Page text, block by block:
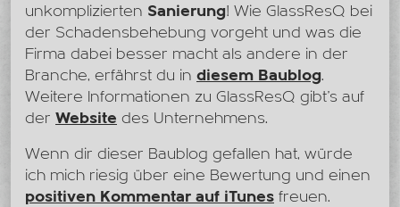
unkomplizierten Sanierung! Wie GlassResQ bei
der Schadensbehebung vorgeht und was die
Firma dabei besser macht als andere in der
Branche, erfährst du in diesem Baublog.
Weitere Informationen zu GlassResQ gibt’s auf
der Website des Unternehmens.
Wenn dir dieser Baublog gefallen hat, würde
ich mich riesig über eine Bewertung und einen
positiven Kommentar auf iTunes freuen.